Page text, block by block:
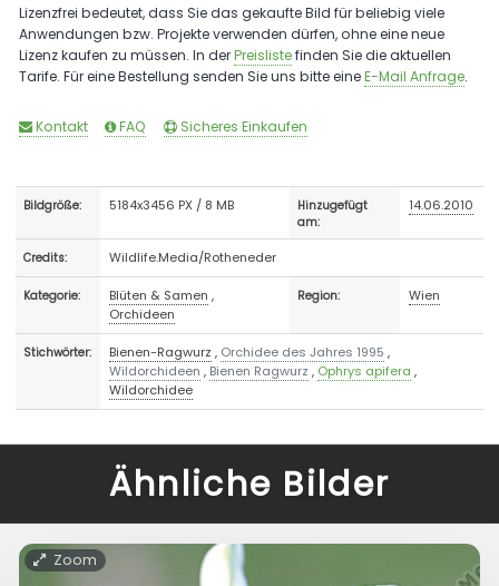
Lizenzfrei bedeutet, dass Sie das gekaufte Bild für beliebig viele
Anwendungen bzw. Projekte verwenden dürfen, ohne eine neue
Lizenz kaufen zu müssen. In derPreislistefinden Sie die aktuellen
Tarife. Für eine Bestellung senden Sie uns bitte eineE-Mail Anfrage.
Kontakt FAQ Sicheres Einkaufen
Bildgröße: 5184x3456 PX / 8 MB
Hinzugefügt
am:
14.06.2010
Credits: Wildlife.Media/Rotheneder
Kategorie: Blüten & Samen ,
Orchideen
Region: Wien
Stichwörter: Bienen-Ragwurz , Orchidee des Jahres 1995 ,
Wildorchideen , Bienen Ragwurz , Ophrys apifera ,
Wildorchidee
Ähnliche Bilder
Zoom